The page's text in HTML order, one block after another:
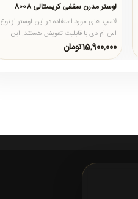
لوستر مدرن سقفی کریستالی 8008
لامپ های مورد استفاده در این لوستر از نوع
اس ام دی با قابلیت تعویض هستند. این
لامپ ها دارای سه حالت ..
15,900,000تومان